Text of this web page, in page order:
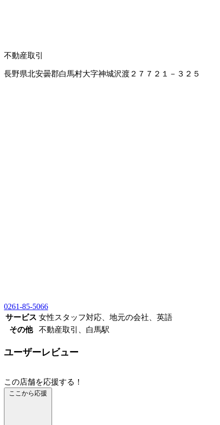
不動産取引
長野県北安曇郡白馬村大字神城沢渡２７７２１－３２５
0261-85-5066
サービス 女性スタッフ対応、地元の会社、英語
その他
不動産取引、白馬駅
ユーザーレビュー
この店舗を応援する！
ここから応援